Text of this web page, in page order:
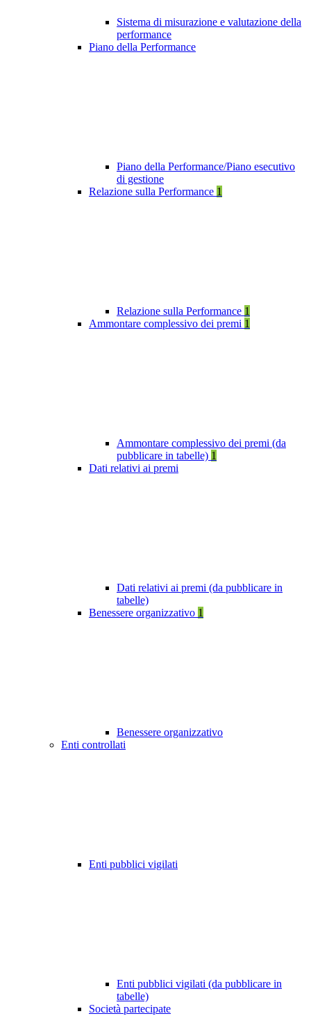
Sistema di misurazione e valutazione della
performance
Piano della Performance
Piano della Performance/Piano esecutivo
di gestione
Relazione sulla Performance 1
Relazione sulla Performance 1
Ammontare complessivo dei premi 1
Ammontare complessivo dei premi (da
pubblicare in tabelle) 1
Dati relativi ai premi
Dati relativi ai premi (da pubblicare in
tabelle)
Benessere organizzativo 1
Benessere organizzativo
Enti controllati
Enti pubblici vigilati
Enti pubblici vigilati (da pubblicare in
tabelle)
Società partecipate